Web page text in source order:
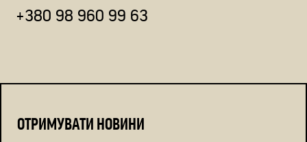
+380 98 960 99 63
ОТРИМУВАТИ НОВИНИ